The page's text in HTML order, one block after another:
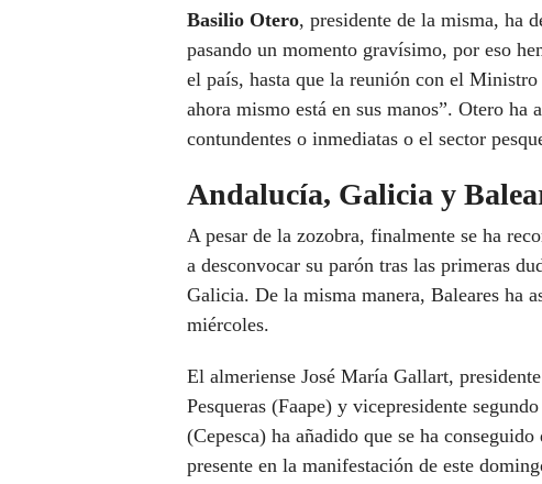
Basilio Otero, presidente de la misma, ha
pasando un momento gravísimo, por eso
el país, hasta que la reunión con el
ahora mismo está en sus manos”. Otero ha
contundentes o inmediatas o el sector
Andalucía, Galicia y
A pesar de la zozobra, finalmente se ha
a desconvocar su parón tras las primeras
Galicia. De la misma manera, Baleares ha
miércoles.
El almeriense José María Gallart,
Pesqueras (Faape) y vicepresidente
(Cepesca) ha añadido que se ha
presente en la manifestación de este